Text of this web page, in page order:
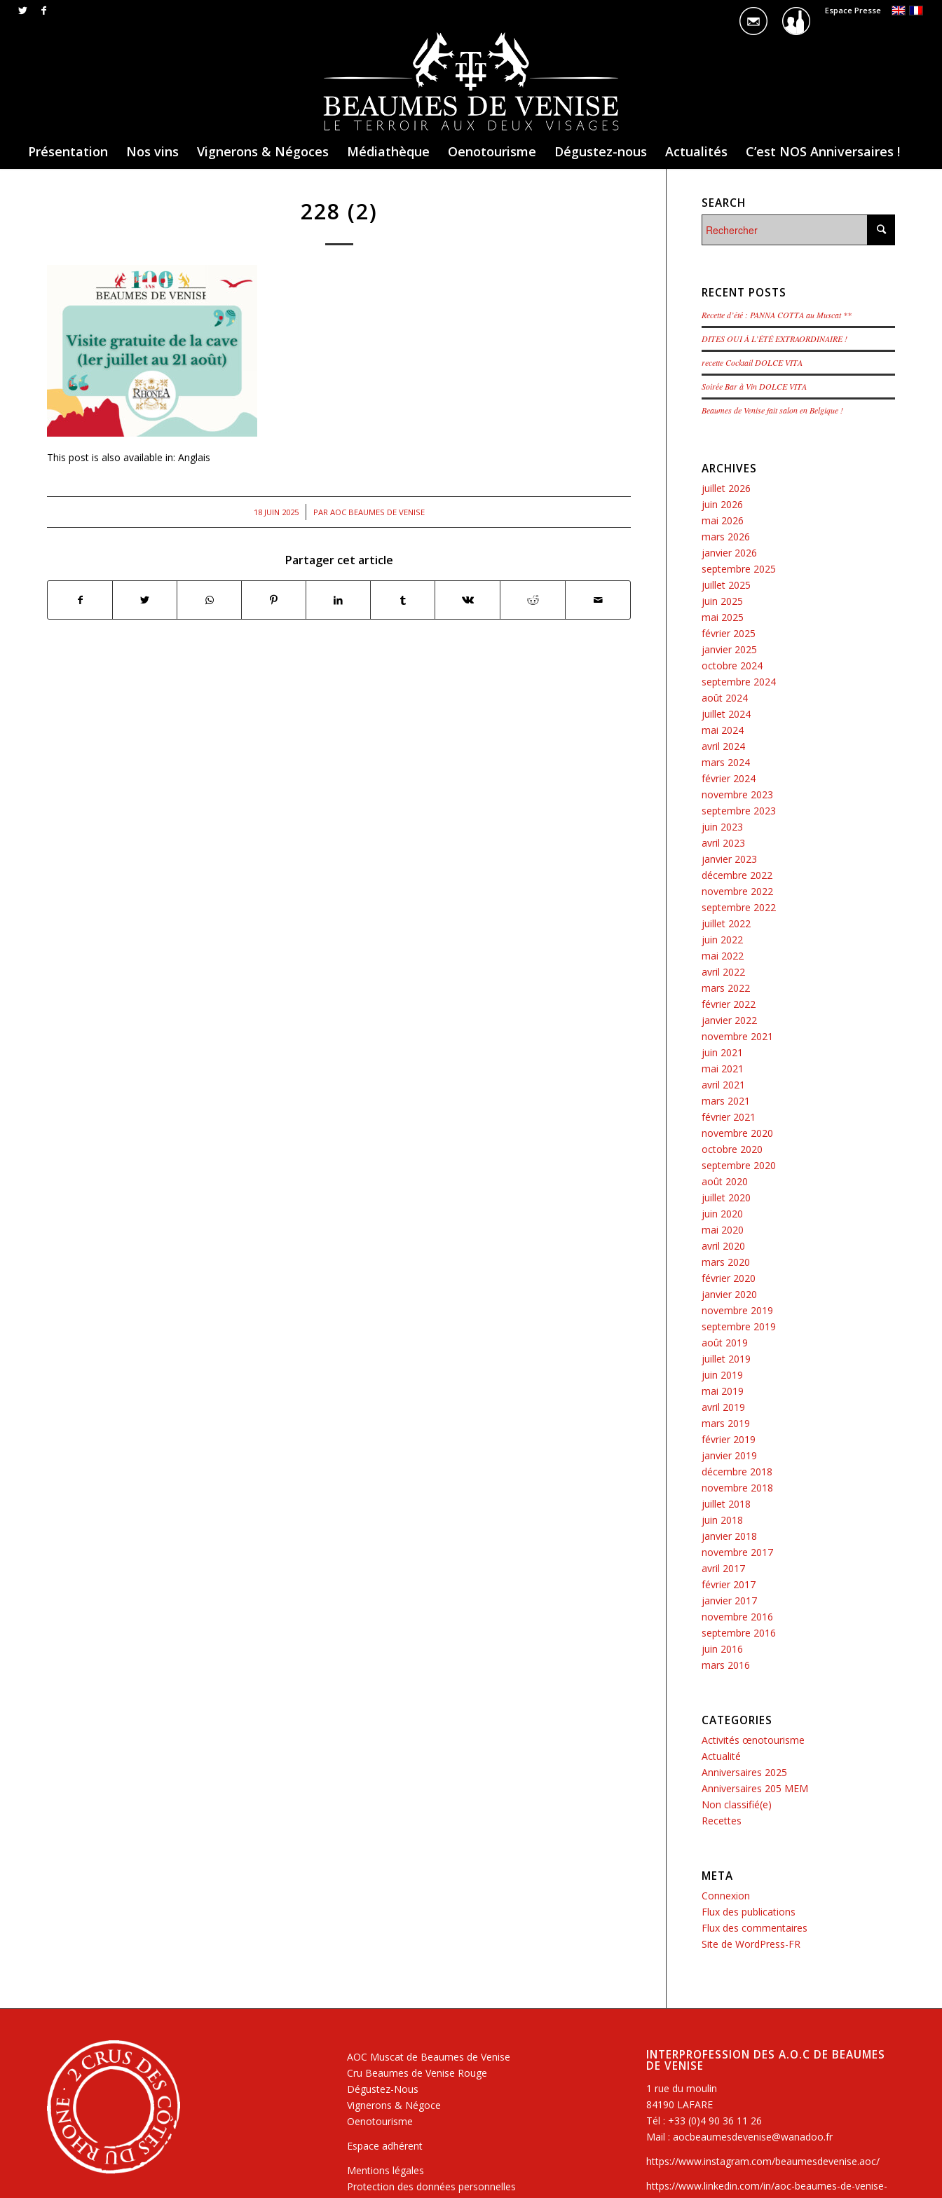
Espace Presse
Présentation Nos vins Vignerons & Négoces Médiathèque Oenotourisme Dégustez-nous Actualités C’est NOS Anniversaires !
228 (2)
This post is also available in: Anglais
18 JUIN 2025
/ PAR AOC BEAUMES DE VENISE
Partager cet article
SEARCH
RECENT POSTS
Recette d’été : PANNA COTTA au Muscat **
DITES OUI À L’ÉTÉ EXTRAORDINAIRE !
recette Cocktail DOLCE VITA
Soirée Bar à Vin DOLCE VITA
Beaumes de Venise fait salon en Belgique !
ARCHIVES
juillet 2026
juin 2026
mai 2026
mars 2026
janvier 2026
septembre 2025
juillet 2025
juin 2025
mai 2025
février 2025
janvier 2025
octobre 2024
septembre 2024
août 2024
juillet 2024
mai 2024
avril 2024
mars 2024
février 2024
novembre 2023
septembre 2023
juin 2023
avril 2023
janvier 2023
décembre 2022
novembre 2022
septembre 2022
juillet 2022
juin 2022
mai 2022
avril 2022
mars 2022
février 2022
janvier 2022
novembre 2021
juin 2021
mai 2021
avril 2021
mars 2021
février 2021
novembre 2020
octobre 2020
septembre 2020
août 2020
juillet 2020
juin 2020
mai 2020
avril 2020
mars 2020
février 2020
janvier 2020
novembre 2019
septembre 2019
août 2019
juillet 2019
juin 2019
mai 2019
avril 2019
mars 2019
février 2019
janvier 2019
décembre 2018
novembre 2018
juillet 2018
juin 2018
janvier 2018
novembre 2017
avril 2017
février 2017
janvier 2017
novembre 2016
septembre 2016
juin 2016
mars 2016
CATEGORIES
Activités œnotourisme
Actualité
Anniversaires 2025
Anniversaires 205 MEM
Non classifié(e)
Recettes
META
Connexion
Flux des publications
Flux des commentaires
Site de WordPress-FR
AOC Muscat de Beaumes de Venise
Cru Beaumes de Venise Rouge
Dégustez-Nous
Vignerons & Négoce
Oenotourisme
Espace adhérent
Mentions légales
Protection des données personnelles
INTERPROFESSION DES A.O.C DE BEAUMES
DE VENISE
1 rue du moulin
84190 LAFARE
Tél : +33 (0)4 90 36 11 26
Mail : aocbeaumesdevenise@wanadoo.fr
https://www.instagram.com/beaumesdevenise.aoc/
https://www.linkedin.com/in/aoc-beaumes-de-venise-